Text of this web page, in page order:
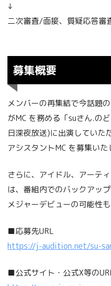
↓
二次審査/面接、質疑応答審
募集概要
メンバーの再集結で今話題の
がMC を務める「suさん.の
⽇深夜放送)に出演していた
アシスタントMC を募集いた
さらに、アイドル、アーテ
は、番組内でのバックアッ
メジャーデビューの可能性も
■応募先URL
https://j-audition.net/su-
■公式サイト・公式X等の